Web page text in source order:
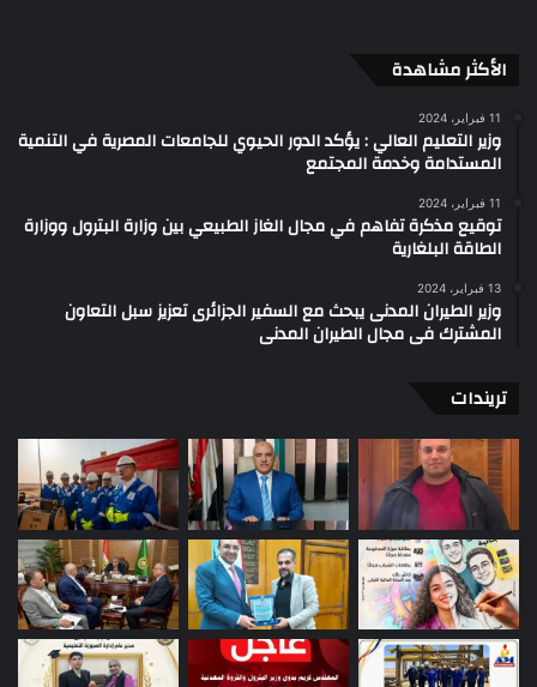
الأكثر مشاهدة
11 فبراير، 2024
وزير التعليم العالي : يؤكد الدور الحيوي للجامعات المصرية في التنمية
المستدامة وخدمة المجتمع
11 فبراير، 2024
توقيع مذكرة تفاهم في مجال الغاز الطبيعي بين وزارة البترول ووزارة
الطاقة البلغارية
13 فبراير، 2024
وزير الطيران المدنى يبحث مع السفير الجزائرى تعزيز سبل التعاون
المشترك فى مجال الطيران المدنى
تريندات